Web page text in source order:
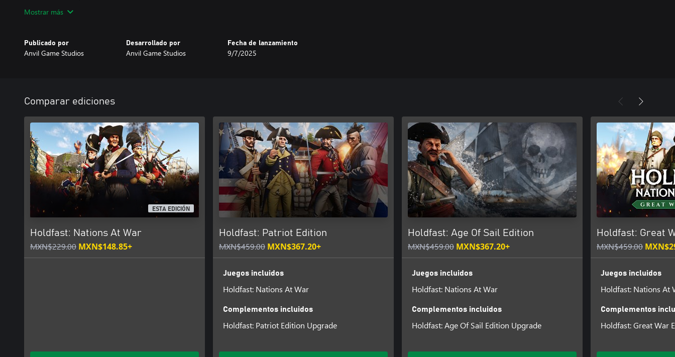
da la bienvenida.
Mostrar más
Publicado por
Anvil Game Studios
Desarrollado por
Anvil Game Studios
Fecha de lanzamiento
9/7/2025
Comparar ediciones
ESTA EDICIÓN
Holdfast: Nations At War
MXN$229.00 MXN$148.85+
Holdfast: Patriot Edition
MXN$459.00 MXN$367.20+
Juegos incluidos
Holdfast: Nations At War
Complementos incluidos
Holdfast: Patriot Edition Upgrade
Holdfast: Age Of Sail Edition
MXN$459.00 MXN$367.20+
Juegos incluidos
Holdfast: Nations At War
Complementos incluidos
Holdfast: Age Of Sail Edition Upgrade
Holdfast: Great
MXN$459.00
Juegos incluidos
Holdfast: Nations At
Complementos
Holdfast: Great War